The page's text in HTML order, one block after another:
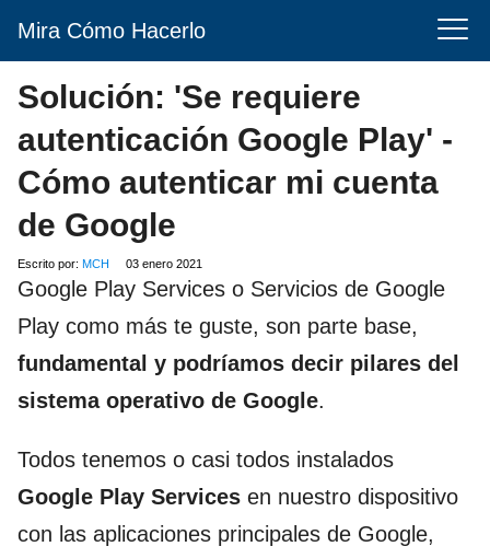
Mira Cómo Hacerlo
Solución: 'Se requiere
autenticación Google Play' -
Cómo autenticar mi cuenta
de Google
Escrito por: MCH 03 enero 2021
Google Play Services o Servicios de Google
Play como más te guste, son parte base,
fundamental y podríamos decir pilares del
sistema operativo de Google.
Todos tenemos o casi todos instalados
Google Play Services en nuestro dispositivo
con las aplicaciones principales de Google,